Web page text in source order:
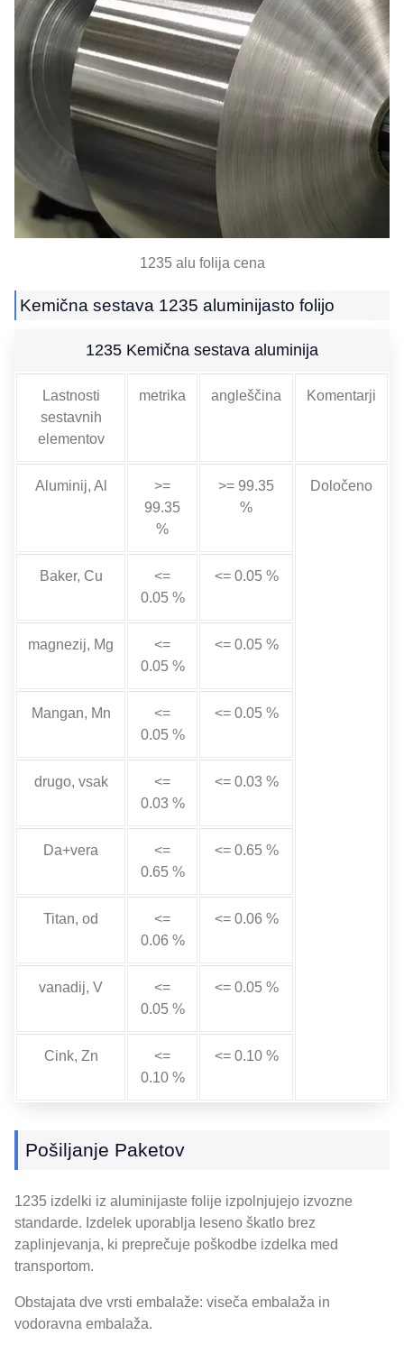
1235 alu folija cena
Kemična sestava 1235 aluminijasto folijo
1235 Kemična sestava aluminija
Lastnosti
sestavnih
elementov
metrika angleščina Komentarji
Aluminij, Al
>=
99.35
%
>= 99.35
%
Določeno
Baker, Cu
<=
0.05 %
<= 0.05 %
magnezij, Mg
<=
0.05 %
<= 0.05 %
Mangan, Mn
<=
0.05 %
<= 0.05 %
drugo, vsak
<=
0.03 %
<= 0.03 %
Da+vera
<=
0.65 %
<= 0.65 %
Titan, od
<=
0.06 %
<= 0.06 %
vanadij, V
<=
0.05 %
<= 0.05 %
Cink, Zn
<=
0.10 %
<= 0.10 %
Pošiljanje Paketov
1235 izdelki iz aluminijaste folije izpolnjujejo izvozne
standarde. Izdelek uporablja leseno škatlo brez
zaplinjevanja, ki preprečuje poškodbe izdelka med
transportom.
Obstajata dve vrsti embalaže: viseča embalaža in
vodoravna embalaža.